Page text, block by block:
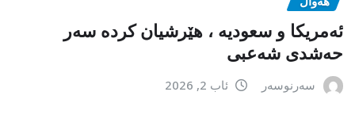
ئەمریکا و سعودیە ، هێرشیان کردە سەر
حەشدی شەعبی
سەرنوسەر ئاب 2, 2026